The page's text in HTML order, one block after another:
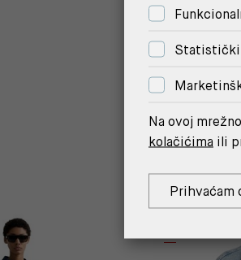
Statistički
Na ovoj
kolačićima ili
Prihvaćam